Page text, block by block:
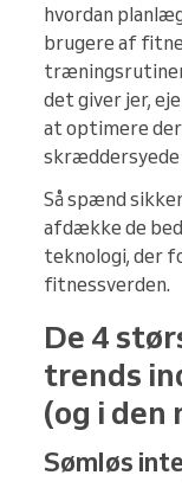
hvordan
brugere af
træningsrutiner
det giver jer,
at optimere
skræddersyede
Så spænd
afdække de
teknologi, der
fitnessverden.
De 4
trends
(og i
Sømløs